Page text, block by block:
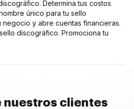
Determina tus costos
único para tu sello
negocio y abre cuentas financieras.
discográfico. Promociona tu
nuestros clientes